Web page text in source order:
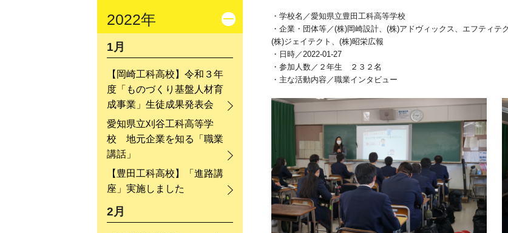
2022年
1月
【岡崎工科高校】令和３年
度「ものづくり基盤人材育
成事業」生徒成果発表会
愛知県立刈谷工科高等学
校 地元企業を知る「職業
講話」
【豊田工科高校】「進路講
座」実施しました
2月
・学校名／愛知県立豊田工科高等学校
・企業・団体等／(株)岡崎設計、(株)アドヴィックス、エフティテ
(株)ジェイテクト、(株)昭栄広報
・日時／2022-01-27
・参加人数／２年生 ２３２名
・主な活動内容／職業インタビュー